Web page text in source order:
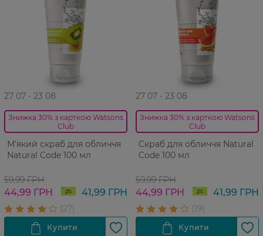
27 07 - 23 08
Знижка 30% з карткою Watsons
Club
М'який скраб для обличчя
Natural Code 100 мл
59,99 ГРН
44,99 ГРН 41,99 ГРН
27 07 - 23 08
Знижка 30% з карткою Watsons
Club
Cкраб для обличчя Natural
Code 100 мл
59,99 ГРН
44,99 ГРН 41,99 ГРН